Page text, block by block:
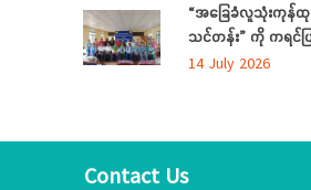
“အခြေခံလူသုံးကုန်
သင်တန်း” ကို ကရင်
ပြုလုပ်
14 July 2026
Contact Us